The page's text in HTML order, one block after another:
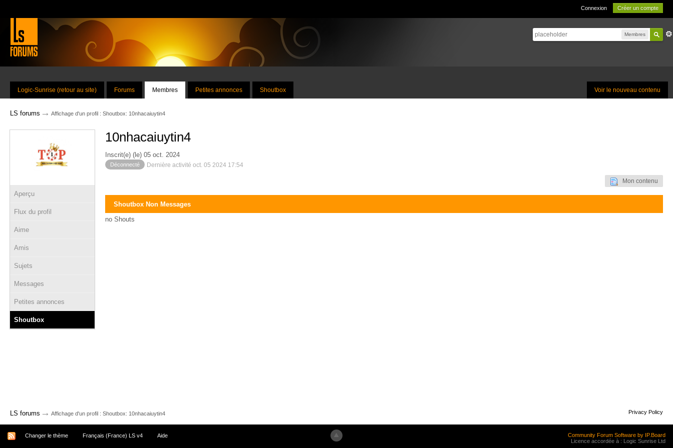
Connexion Créer un compte
Membres
Voir le nouveau contenu
Logic-Sunrise (retour au site) Forums Membres Petites annonces Shoutbox
LS forums → Affichage d'un profil : Shoutbox: 10nhacaiuytin4
Aperçu
Flux du profil
Aime
Amis
Sujets
Messages
Petites annonces
Shoutbox
10nhacaiuytin4
Inscrit(e) (le) 05 oct. 2024
Déconnecté Dernière activité oct. 05 2024 17:54
Mon contenu
Shoutbox Non Messages
no Shouts
LS forums → Affichage d'un profil : Shoutbox: 10nhacaiuytin4 Privacy Policy
Changer le thème Français (France) LS v4 Aide
Community Forum Software by IP.Board
Licence accordée à : Logic Sunrise Ltd